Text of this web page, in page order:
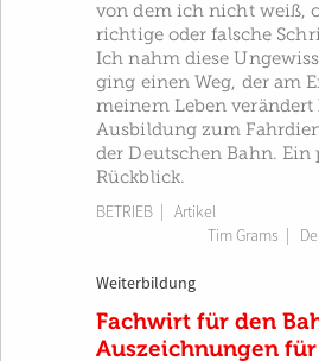
von dem ich nicht weiß,
richtige oder falsche
Ich nahm diese
ging einen Weg, der am
meinem Leben verändert
Ausbildung zum
der Deutschen Bahn. Ein
Rückblick.
BETRIEB | Artikel
Tim Grams
Weiterbildung
Fachwirt für den
Auszeichnungen für